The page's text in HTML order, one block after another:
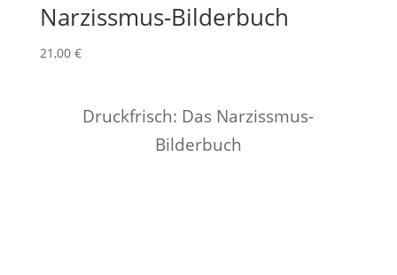
Narzissmus-Bilderbuch
21,00 €
Druckfrisch: Das Narzissmus-
Bilderbuch